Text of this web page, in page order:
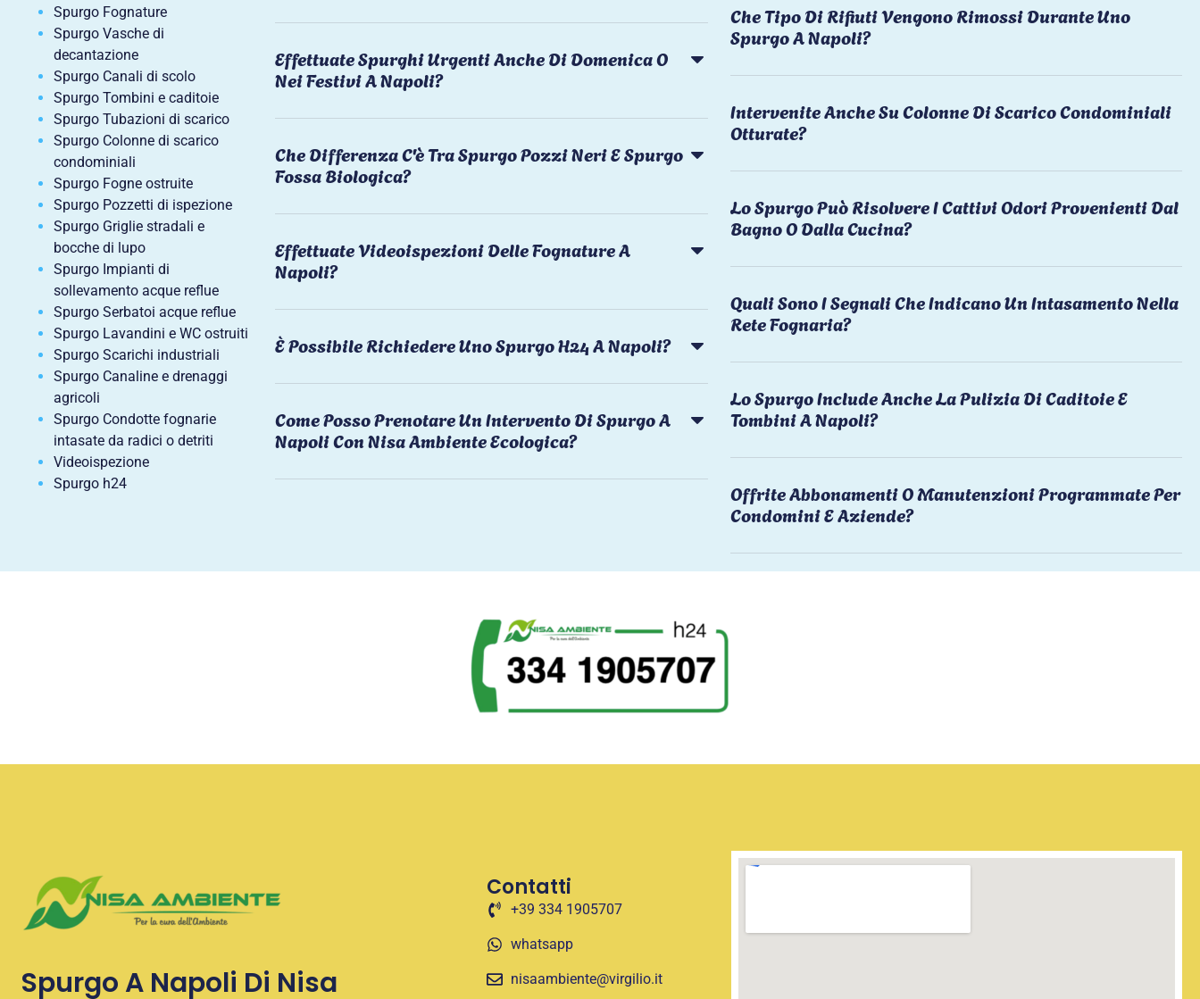
Spurgo Fognature
Spurgo Vasche di
decantazione
Spurgo Canali di scolo
Spurgo Tombini e caditoie
Spurgo Tubazioni di scarico
Spurgo Colonne di scarico
condominiali
Spurgo Fogne ostruite
Spurgo Pozzetti di ispezione
Spurgo Griglie stradali e
bocche di lupo
Spurgo Impianti di
sollevamento acque reflue
Spurgo Serbatoi acque reflue
Spurgo Lavandini e WC ostruiti
Spurgo Scarichi industriali
Spurgo Canaline e drenaggi
agricoli
Spurgo Condotte fognarie
intasate da radici o detriti
Videoispezione
Spurgo h24
Effettuate Spurghi Urgenti Anche Di Domenica O
Nei Festivi A Napoli?
Che Differenza C'è Tra Spurgo Pozzi Neri E Spurgo
Fossa Biologica?
Effettuate Videoispezioni Delle Fognature A
Napoli?
È Possibile Richiedere Uno Spurgo H24 A Napoli?
Come Posso Prenotare Un Intervento Di Spurgo A
Napoli Con Nisa Ambiente Ecologica?
Che Tipo Di Rifiuti Vengono Rimossi Durante Uno
Spurgo A Napoli?
Intervenite Anche Su Colonne Di Scarico Condominiali
Otturate?
Lo Spurgo Può Risolvere I Cattivi Odori Provenienti Dal
Bagno O Dalla Cucina?
Quali Sono I Segnali Che Indicano Un Intasamento Nella
Rete Fognaria?
Lo Spurgo Include Anche La Pulizia Di Caditoie E
Tombini A Napoli?
Offrite Abbonamenti O Manutenzioni Programmate Per
Condomini E Aziende?
Spurgo A Napoli Di Nisa
Contatti
+39 334 1905707
whatsapp
nisaambiente@virgilio.it